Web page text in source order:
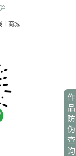
作
品
防
伪
查
询
上商城